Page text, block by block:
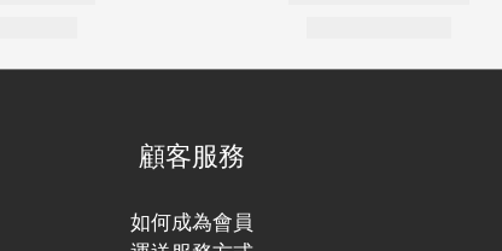
顧客服務
如何成為會員